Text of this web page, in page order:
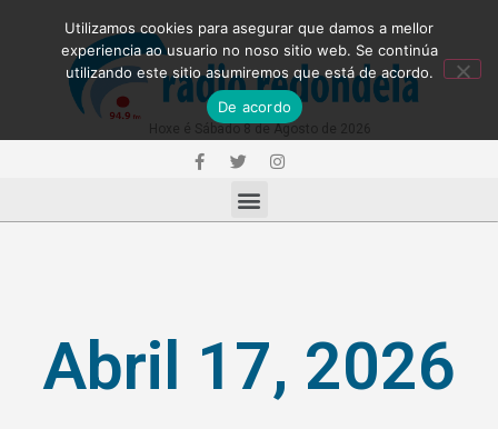
Abril 17, 2026
Utilizamos cookies para asegurar que damos a mellor
experiencia ao usuario no noso sitio web. Se continúa
utilizando este sitio asumiremos que está de acordo.
De acordo